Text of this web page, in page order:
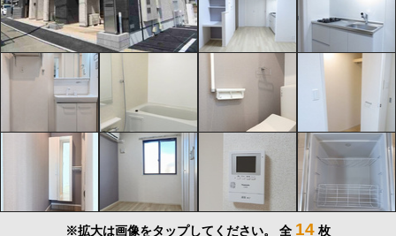
※拡大は画像をタップしてください。 全 14 枚